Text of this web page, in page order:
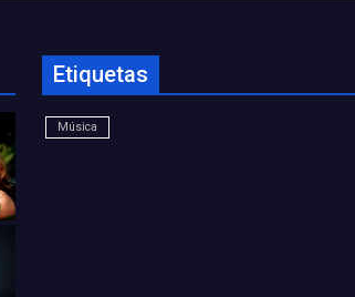
Etiquetas
Música